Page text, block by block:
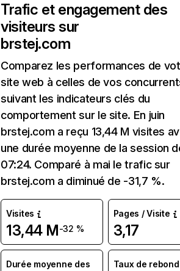
Trafic et engagement des
visiteurs sur
brstej.com
Comparez les performances de
site web à celles de vos
suivant les indicateurs clés du
comportement sur le site. En juin
brstej.com a reçu 13,44 M visites
une durée moyenne de la session
07:24. Comparé à mai le trafic sur
brstej.com a diminué de -31,7 %.
Visites
13,44 M-32 %
Pages / Visite
3,17
Durée moyenne des
Taux de rebond